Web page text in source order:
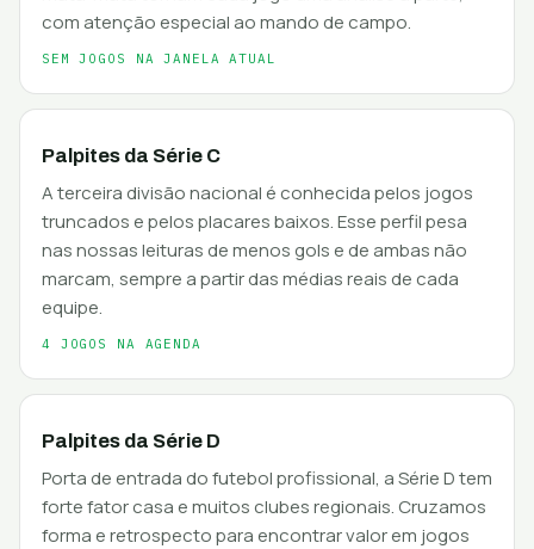
com atenção especial ao mando de campo.
SEM JOGOS NA JANELA ATUAL
Palpites da Série C
A terceira divisão nacional é conhecida pelos jogos
truncados e pelos placares baixos. Esse perfil pesa
nas nossas leituras de menos gols e de ambas não
marcam, sempre a partir das médias reais de cada
equipe.
4 JOGOS NA AGENDA
Palpites da Série D
Porta de entrada do futebol profissional, a Série D tem
forte fator casa e muitos clubes regionais. Cruzamos
forma e retrospecto para encontrar valor em jogos